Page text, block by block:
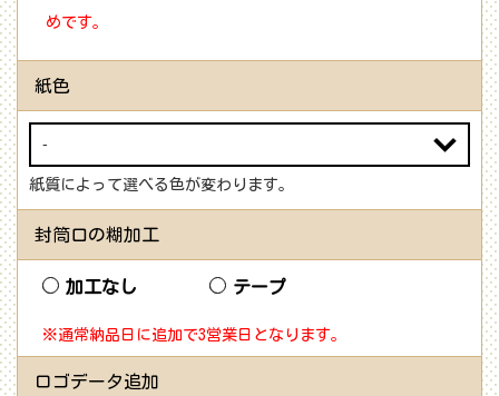
めです。
紙色
紙質によって選べる色が変わります。
封筒口の糊加工
加工なし テープ
※通常納品日に追加で3営業日となります。
ロゴデータ追加